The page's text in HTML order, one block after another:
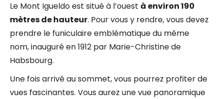
Le Mont Igueldo est situé à l’ouest à environ 190
mètres de hauteur. Pour vous y rendre, vous devez
prendre le funiculaire emblématique du même
nom, inauguré en 1912 par Marie-Christine de
Habsbourg.
Une fois arrivé au sommet, vous pourrez profiter de
vues fascinantes. Vous aurez une vue panoramique